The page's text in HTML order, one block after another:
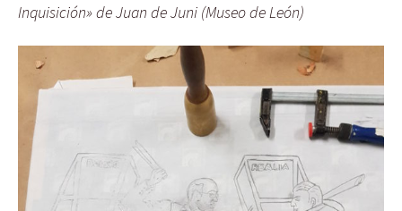
Inquisición» de Juan de Juni (Museo de León)